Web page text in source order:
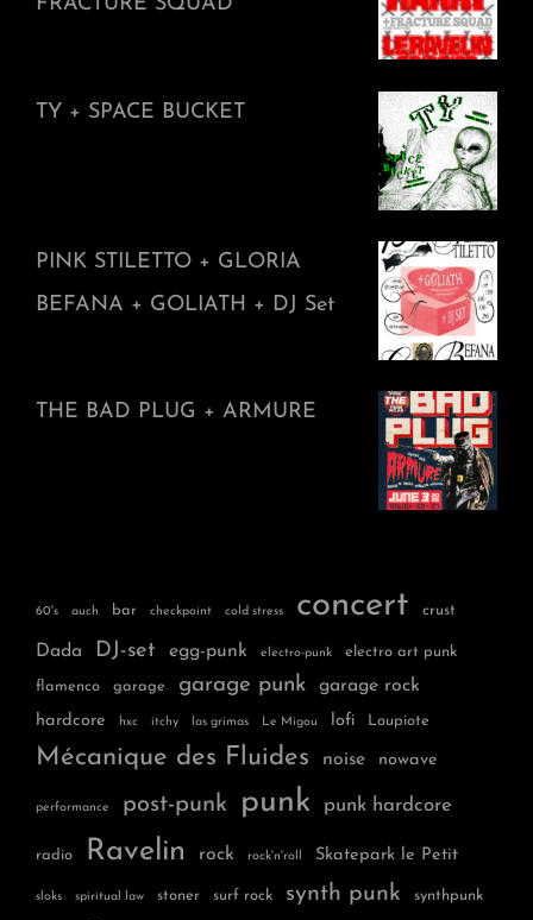
FRACTURE SQUAD
TY + SPACE BUCKET
PINK STILETTO + GLORIA
BEFANA + GOLIATH + DJ Set
THE BAD PLUG + ARMURE
60's auch bar checkpoint cold stress concert crust
Dada DJ-set egg-punk electro-punk electro art punk
flamenco garage garage punk garage rock
hardcore hxc itchy las grimas Le Migou lofi Loupiote
Mécanique des Fluides noise nowave
performance post-punk punk punk hardcore
radio Ravelin rock rock'n'roll Skatepark le Petit
sloks spiritual law stoner surf rock synth punk synthpunk